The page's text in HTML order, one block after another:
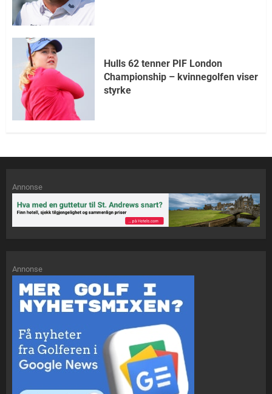
Hulls 62 tenner PIF London
Championship – kvinnegolfen viser
styrke
Annonse
Annonse